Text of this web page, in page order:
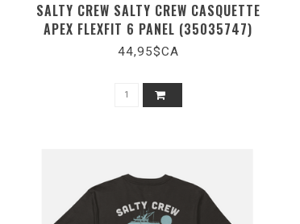
SALTY CREW SALTY CREW CASQUETTE
APEX FLEXFIT 6 PANEL (35035747)
44,95$CA